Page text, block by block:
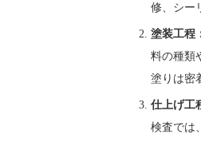
修、シー
塗装工程
料の種類
塗りは密
仕上げ工
検査では